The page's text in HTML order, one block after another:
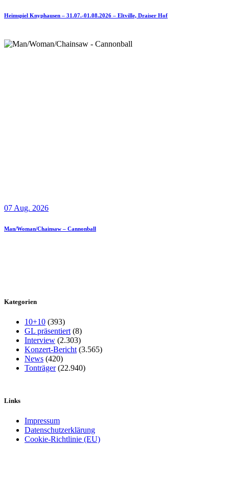
Heimspiel Knyphausen – 31.07.-01.08.2026 – Eltville, Draiser Hof
07 Aug. 2026
Man/Woman/Chainsaw – Cannonball
Kategorien
10+10 (393)
GL präsentiert (8)
Interview (2.303)
Konzert-Bericht (3.565)
News (420)
Tonträger(22.940)
Links
Impressum
Datenschutzerklärung
Cookie-Richtlinie (EU)